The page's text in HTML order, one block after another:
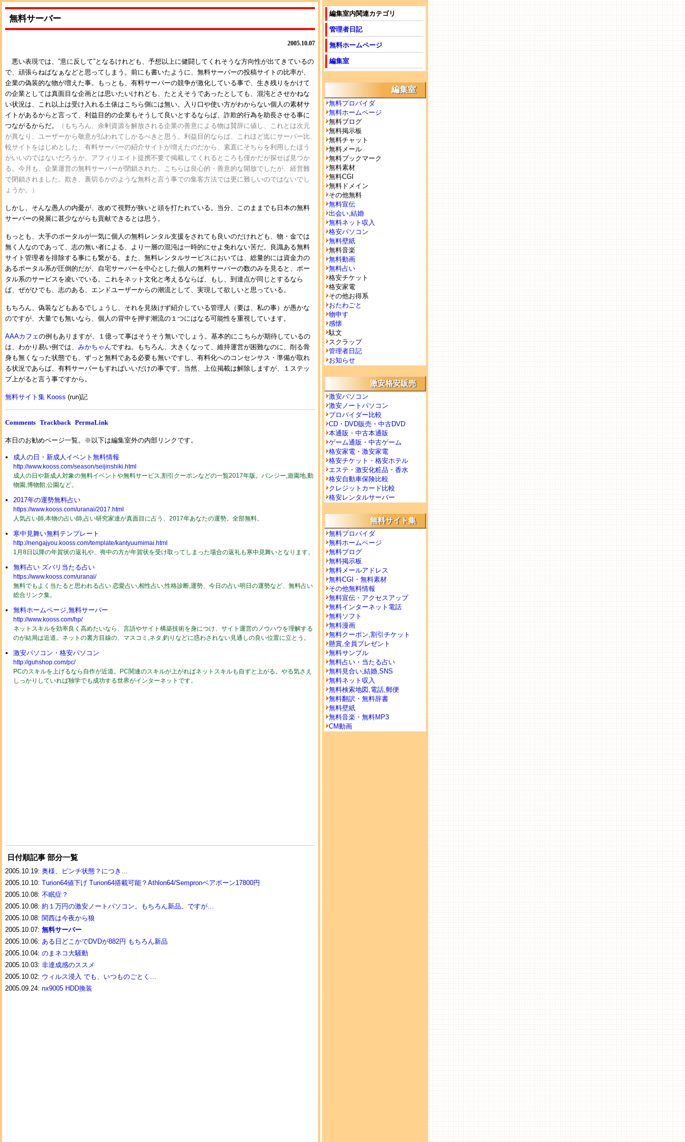
無料サーバー
2005.10.07
悪い表現では、”意に反して”となるけれども、予想以上に健闘してくれそうな方向性が出てきているの
で、頑張らねばなぁなどと思ってしまう。前にも書いたように、無料サーバーの投稿サイトの比率が、
企業の偽装的な物が増えた事。もっとも、有料サーバーの競争が激化している事で、生き残りをかけて
の企業としては真面目な企画とは思いたいけれども、たとえそうであったとしても、混沌とさせかねな
い状況は、これ以上は受け入れる土俵はこちら側には無い。入り口や使い方がわからない個人の素材サ
イトがあるからと言って、利益目的の企業もそうして良いとするならば、詐欺的行為を助長させる事に
つながるからだ。
（もちろん、余剰資源を解放される企業の善意による物は賛辞に値し、これとは次元
が異なり、ユーザーから敬意が払われてしかるべきと思う。利益目的ならば、これほど迄にサーバー比
較サイトをはじめとした、有料サーバーの紹介サイトが増えたのだから、素直にそちらを利用したほう
がいいのではないだろうか。アフィリエイト提携不要で掲載してくれるところも僅かだが探せば見つか
る。今月も、企業運営の無料サーバーが閉鎖された。こちらは良心的・善意的な開放でしたが、経営難
で閉鎖されました。欺き、裏切るかのような無料と言う事での集客方法では更に難しいのではないでし
ょうか。）
しかし、そんな愚人の内憂が、改めて視野が狭いと頭を打たれている。当分、このままでも日本の無料
サーバーの発展に甚少ながらも貢献できるとは思う。
もっとも、大手のポータルが一気に個人の無料レンタル支援をされても良いのだけれども、物・金では
無く人なのであって、志の無い者による、より一層の混沌は一時的にせよ免れない筈だ。良識ある無料
サイト管理者を排除する事にも繋がる。また、無料レンタルサービスにおいては、総量的には資金力の
あるポータル系が圧倒的だが、自宅サーバーを中心とした個人の無料サーバーの数のみを見ると、ポー
タル系のサービスを凌いでいる。これをネット文化と考えるならば、もし、到達点が同じとするなら
ば、ぜがひでも、志のある、エンドユーザーからの潮流として、実現して欲しいと思っている。
もちろん、偽装などもあるでしょうし、それを見抜けず紹介している管理人（要は、私の事）が愚かな
のですが、大量でも無いなら、個人の背中を押す潮流の１つにはなる可能性を重視しています。
AAAカフェの例もありますが、１億って事はそうそう無いでしょう。基本的にこちらが期待しているの
は、わかり易い例では、 みかちゃんですね。もちろん、大きくなって、維持運営が困難なのに、削る骨
身も無くなった状態でも、ずっと無料である必要も無いですし、有料化へのコンセンサス・準備が取れ
る状況であらば、有料サーバーもすればいいだけの事です。当然、上位掲載は解除しますが、１ステッ
プ上がると言う事ですから。
無料サイト集 Kooss (run)記
Comments Trackback PermaLink
本日のお勧めページ一覧。※以下は編集室外の内部リンクです。
成人の日・新成人イベント無料情報
http://www.kooss.com/season/seijinshiki.html
成人の日や新成人対象の無料イベントや無料サービス,割引クーポンなどの一覧2017年版。バンジー,遊園地,動
物園,博物館,公園など。
2017年の運勢無料占い
https://www.kooss.com/uranai/2017.html
人気占い師,本物の占い師,占い研究家達が真面目に占う、2017年あなたの運勢。全部無料。
寒中見舞い無料テンプレート
http://nengajyou.kooss.com/template/kantyuumimai.html
1月8日以降の年賀状の返礼や、喪中の方が年賀状を受け取ってしまった場合の返礼も寒中見舞いとなります。
無料占い ズバリ当たる占い
https://www.kooss.com/uranai/
無料でもよく当たると思われる占い 恋愛占い,相性占い,性格診断,運勢、今日の占い明日の運勢など、無料占い
総合リンク集。
無料ホームページ,無料サーバー
http://www.kooss.com/hp/
ネットスキルを効率良く高めたいなら、言語やサイト構築技術を身につけ、サイト運営のノウハウを理解する
のが結局は近道。ネットの裏方目線の、マスコミ,ネタ,釣りなどに惑わされない見通しの良い位置に立とう。
激安パソコン・格安パソコン
http://guhshop.com/pc/
PCのスキルを上げるなら自作が近道。PC関連のスキルが上がればネットスキルも自ずと上がる。やる気さえ
しっかりしていれば独学でも成功する世界がインターネットです。
日付順記事 部分一覧
2005.10.19: 奥様、ピンチ状態？につき…
2005.10.10: Turion64値下げ Turion64搭載可能？Athlon64/Sempronベアボーン17800円
2005.10.08: 不眠症？
2005.10.08: 約１万円の激安ノートパソコン。もちろん新品。ですが…
2005.10.08: 関西は今夜から狼
2005.10.07: 無料サーバー
2005.10.06: ある日どこかでDVDが882円 もちろん新品
2005.10.04: のまネコ大騒動
2005.10.03: 非達成感のススメ
2005.10.02: ウィルス浸入 でも、いつものごとく…
2005.09.24: nx9005 HDD換装
編集室内関連カテゴリ
管理者日記
無料ホームページ
編集室
編集室
無料プロバイダ
無料ホームページ
無料ブログ
無料掲示板
無料チャット
無料メール
無料ブックマーク
無料素材
無料CGI
無料ドメイン
その他無料
無料宣伝
出会い,結婚
無料ネット収入
格安パソコン
無料壁紙
無料音楽
無料動画
無料占い
格安チケット
格安家電
その他お得系
おたわごと
物申す
感懐
駄文
スクラップ
管理者日記
お知らせ
激安格安販売
激安パソコン
激安ノートパソコン
プロバイダー比較
CD・DVD販売・中古DVD
本通販・中古本通販
ゲーム通販・中古ゲーム
格安家電・激安家電
格安チケット・格安ホテル
エステ・激安化粧品・香水
格安自動車保険比較
クレジットカード比較
格安レンタルサーバー
無料サイト集
無料プロバイダ
無料ホームページ
無料ブログ
無料掲示板
無料メールアドレス
無料CGI・無料素材
その他無料情報
無料宣伝・アクセスアップ
無料インターネット電話
無料ソフト
無料漫画
無料クーポン,割引チケット
懸賞,全員プレゼント
無料サンプル
無料占い・当たる占い
無料見合い,結婚,SNS
無料ネット収入
無料検索地図,電話,郵便
無料翻訳・無料辞書
無料壁紙
無料音楽・無料MP3
CM動画